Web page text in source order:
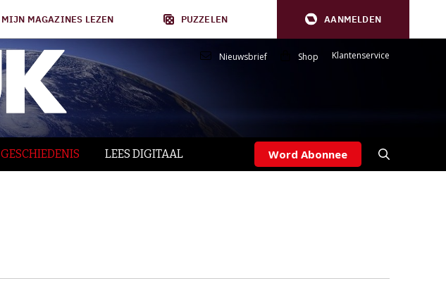
MIJN MAGAZINES LEZEN PUZZELEN AANMELDEN
Nieuwsbrief Shop Klantenservice
GESCHIEDENIS LEES DIGITAAL Word Abonnee